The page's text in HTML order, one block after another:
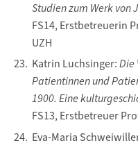
Studien zum Werk von
FS14, Erstbetreuerin
UZH
Katrin Luchsinger:Die
Patientinnen und
1900. Eine
FS13, Erstbetreuer
Eva-Maria